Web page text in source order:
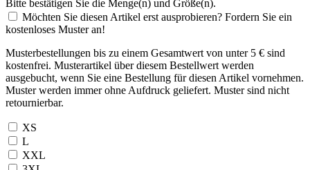
Bitte bestätigen Sie die Menge(n) und Größe(n).
Möchten Sie diesen Artikel erst ausprobieren? Fordern Sie ein
kostenloses Muster an!
Musterbestellungen bis zu einem Gesamtwert von unter 5 € sind
kostenfrei. Musterartikel über diesem Bestellwert werden
ausgebucht, wenn Sie eine Bestellung für diesen Artikel vornehmen.
Muster werden immer ohne Aufdruck geliefert. Muster sind nicht
retournierbar.
XS
L
XXL